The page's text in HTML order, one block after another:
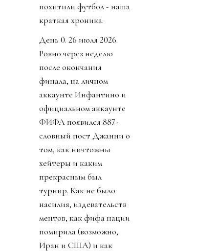
похитили футбол - наша
краткая хроника.
День 0. 26 июля 2026.
Ровно через неделю
после окончания
финала, на личном
аккаунте Инфантино и
официальном аккаунте
ФИФА появился 887-
словный пост Джанни о
том, как ничтожны
хейтеры и каким
прекрасным был
турнир. Как не было
насилия, издевательств
ментов, как фифа нации
помирила (возможно,
Иран и США) и как